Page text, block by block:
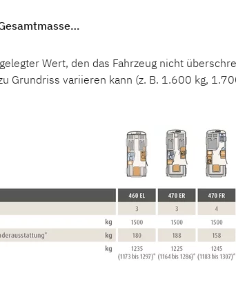
Dethleffs Wohnwagen – dein
780 cm
282 cm
1.600 kg
Wert, den das Fahrzeug nicht
Grundriss variieren kann (z. B. 1.600 kg,